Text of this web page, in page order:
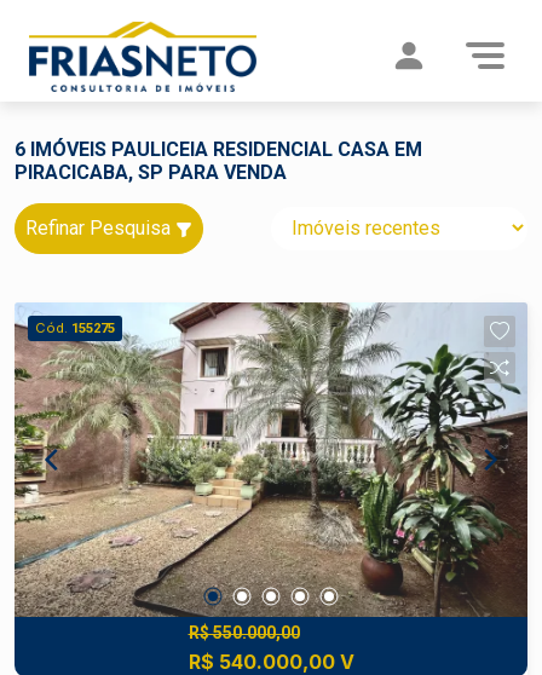
6 IMÓVEIS PAULICEIA RESIDENCIAL CASA EM
PIRACICABA, SP PARA VENDA
Refinar Pesquisa
Cód. 155275
R$ 550.000,00
R$ 540.000,00 V